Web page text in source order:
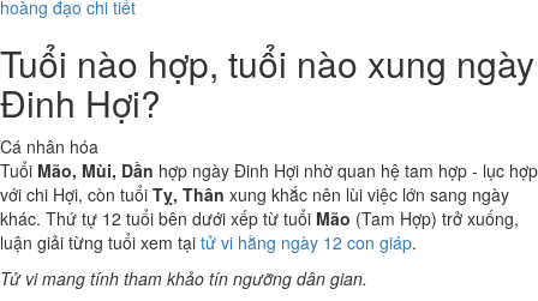
hoàng đạo chi tiết
Tuổi nào hợp, tuổi nào xung ngày
Đinh Hợi?
Cá nhân hóa
Tuổi Mão, Mùi, Dần hợp ngày Đinh Hợi nhờ quan hệ tam hợp - lục hợp
với chi Hợi, còn tuổi Tỵ, Thân xung khắc nên lùi việc lớn sang ngày
khác. Thứ tự 12 tuổi bên dưới xếp từ tuổi Mão (Tam Hợp) trở xuống,
luận giải từng tuổi xem tại tử vi hằng ngày 12 con giáp.
Tử vi mang tính tham khảo tín ngưỡng dân gian.